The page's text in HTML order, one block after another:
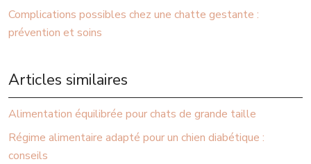
Complications possibles chez une chatte gestante :
prévention et soins
Articles similaires
Alimentation équilibrée pour chats de grande taille
Régime alimentaire adapté pour un chien diabétique :
conseils